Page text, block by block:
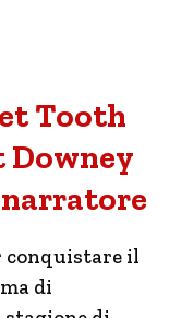
Tooth
Downey
narratore
conquistare il
di